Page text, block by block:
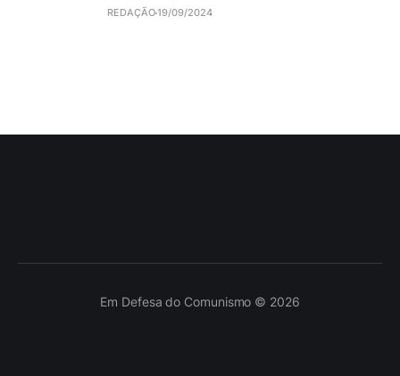
REDAÇÃO19/09/2024
Em Defesa do Comunismo © 2026